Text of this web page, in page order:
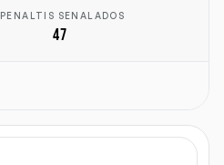
PENALTIS SENALADOS
47